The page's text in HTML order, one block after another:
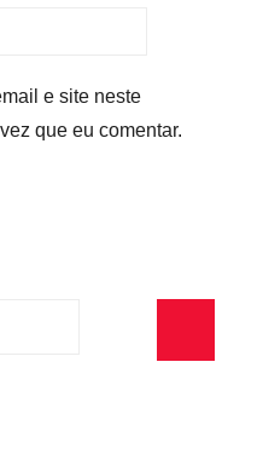
e site neste
que eu comentar.